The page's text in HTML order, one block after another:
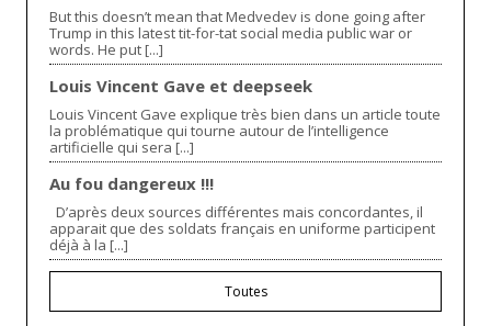
But this doesn’t mean that Medvedev is done going after
Trump in this latest tit-for-tat social media public war or
words. He put [...]
Louis Vincent Gave et deepseek
Louis Vincent Gave explique très bien dans un article toute
la problématique qui tourne autour de l’intelligence
artificielle qui sera [...]
Au fou dangereux !!!
D’après deux sources différentes mais concordantes, il
apparait que des soldats français en uniforme participent
déjà à la [...]
Toutes